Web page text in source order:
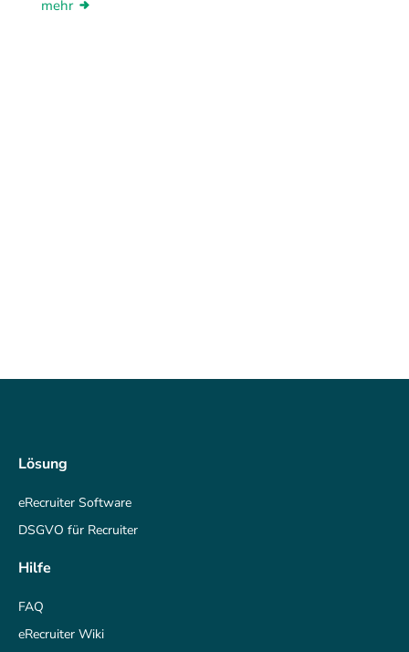
mehr
Lösung
eRecruiter Software
DSGVO für Recruiter
Hilfe
FAQ
eRecruiter Wiki